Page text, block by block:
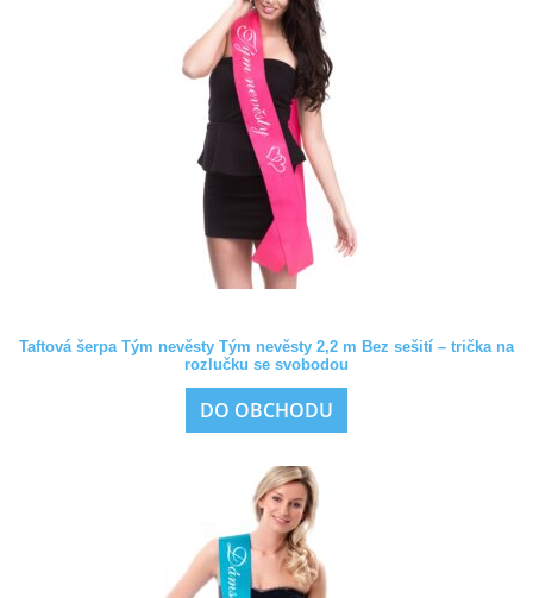
Taftová šerpa Tým nevěsty Tým nevěsty 2,2 m Bez sešití – trička na
rozlučku se svobodou
DO OBCHODU